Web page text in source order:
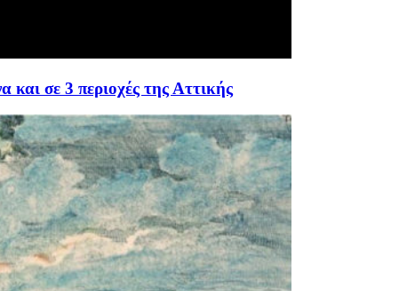
σε 3 περιοχές της Αττικής